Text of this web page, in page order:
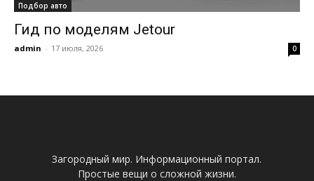
Подбор авто
Гид по моделям Jetour
admin - 17 июля, 2026 0
Загородный мир. Информационный портал.
Простые вещи о сложной жизни.